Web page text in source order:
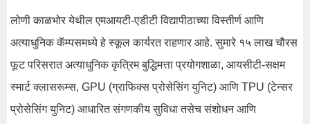
लोणी काळभोर येथील एमआयटी-एडीटी विद्यापीठाच्या विस्तीर्ण आणि
अत्याधुनिक कॅम्पसमध्ये हे स्कूल कार्यरत राहणार आहे. सुमारे १५ लाख चौरस
फूट परिसरात अत्याधुनिक कृत्रिम बुद्धिमत्ता प्रयोगशाळा, आयसीटी-सक्षम
स्मार्ट क्लासरूम्स, GPU (ग्राफिक्स प्रोसेसिंग युनिट) आणि TPU (टेन्सर
प्रोसेसिंग युनिट) आधारित संगणकीय सुविधा तसेच संशोधन आणि